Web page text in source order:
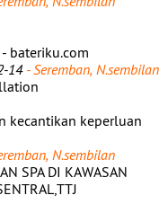
- bateriku.com
14- Seremban, N.sembilan
kecantikan keperluan
N.sembilan
SPA DI KAWASAN